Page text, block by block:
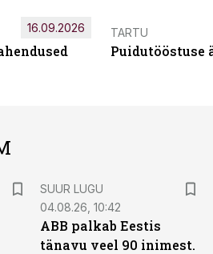
16.09.2026 TARTU
Puidutööstuse
SUUR LUGU
04.08.26, 10:42
ABB palkab Eestis
tänavu veel 90 inimest.